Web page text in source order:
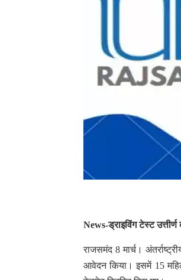
News-ड्राइविंग टेस्ट
राजसमंद 8 मार्च।
आवेदन किया। इसमें 15